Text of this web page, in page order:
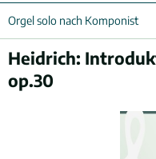
Orgel solo nach Komponist
Heidrich:
op.30